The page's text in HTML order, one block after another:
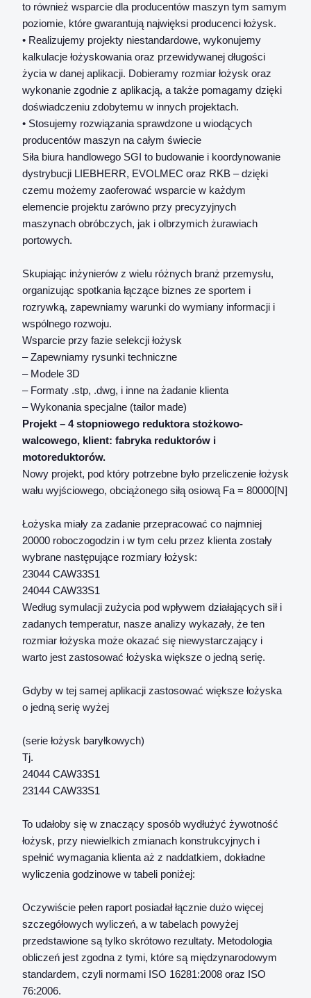
to również wsparcie dla producentów maszyn tym samym
poziomie, które gwarantują najwięksi producenci łożysk.
• Realizujemy projekty niestandardowe, wykonujemy
kalkulacje łożyskowania oraz przewidywanej długości
życia w danej aplikacji. Dobieramy rozmiar łożysk oraz
wykonanie zgodnie z aplikacją, a także pomagamy dzięki
doświadczeniu zdobytemu w innych projektach.
• Stosujemy rozwiązania sprawdzone u wiodących
producentów maszyn na całym świecie
Siła biura handlowego SGI to budowanie i koordynowanie
dystrybucji LIEBHERR, EVOLMEC oraz RKB – dzięki
czemu możemy zaoferować wsparcie w każdym
elemencie projektu zarówno przy precyzyjnych
maszynach obróbczych, jak i olbrzymich żurawiach
portowych.
Skupiając inżynierów z wielu różnych branż przemysłu,
organizując spotkania łączące biznes ze sportem i
rozrywką, zapewniamy warunki do wymiany informacji i
wspólnego rozwoju.
Wsparcie przy fazie selekcji łożysk
– Zapewniamy rysunki techniczne
– Modele 3D
– Formaty .stp, .dwg, i inne na żadanie klienta
– Wykonania specjalne (tailor made)
Projekt – 4 stopniowego reduktora stożkowo-
walcowego, klient: fabryka reduktorów i
motoreduktorów.
Nowy projekt, pod który potrzebne było przeliczenie łożysk
wału wyjściowego, obciążonego siłą osiową Fa = 80000[N]
Łożyska miały za zadanie przepracować co najmniej
20000 roboczogodzin i w tym celu przez klienta zostały
wybrane następujące rozmiary łożysk:
23044 CAW33S1
24044 CAW33S1
Według symulacji zużycia pod wpływem działających sił i
zadanych temperatur, nasze analizy wykazały, że ten
rozmiar łożyska może okazać się niewystarczający i
warto jest zastosować łożyska większe o jedną serię.
Gdyby w tej samej aplikacji zastosować większe łożyska
o jedną serię wyżej
(serie łożysk baryłkowych)
Tj.
24044 CAW33S1
23144 CAW33S1
To udałoby się w znaczący sposób wydłużyć żywotność
łożysk, przy niewielkich zmianach konstrukcyjnych i
spełnić wymagania klienta aż z naddatkiem, dokładne
wyliczenia godzinowe w tabeli poniżej:
Oczywiście pełen raport posiadał łącznie dużo więcej
szczegółowych wyliczeń, a w tabelach powyżej
przedstawione są tylko skrótowo rezultaty. Metodologia
obliczeń jest zgodna z tymi, które są międzynarodowym
standardem, czyli normami ISO 16281:2008 oraz ISO
76:2006.